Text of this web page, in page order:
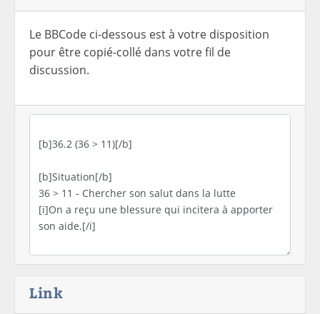
Le BBCode ci-dessous est à votre disposition
pour être copié-collé dans votre fil de
discussion.
Link